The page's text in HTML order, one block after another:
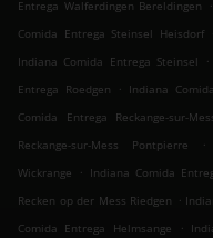
Entrega Walferdingen Bereldingen
Comida Entrega Steinsel Heisdorf
Indiana Comida Entrega Steinsel
.
Entrega Roedgen
. Indiana
Comida Entrega Reckange-sur-
Reckange-sur-Mess Pontpierre
.
Wickrange
. Indiana Comida
Recken op der Mess Riedgen .
Comida Entrega Helmsange
.